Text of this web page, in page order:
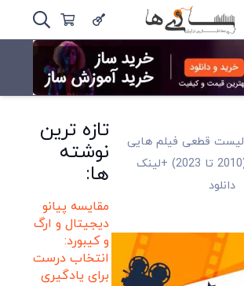
لیست قطعی فیلم هایی
که باید دید (2010 تا 2023) +لینک
دانلود
تازه ترین
نوشته
ها:
مقایسه پیانو
دیجیتال و ارگ
و کیبورد:
انتخاب درست
برای یادگیری